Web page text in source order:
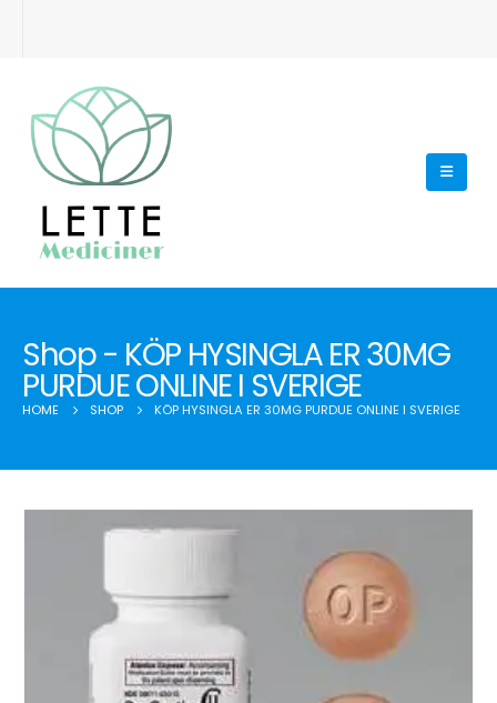
Shop - KÖP HYSINGLA ER 30MG
PURDUE ONLINE I SVERIGE
HOME SHOP KÖP HYSINGLA ER 30MG PURDUE ONLINE I SVERIGE